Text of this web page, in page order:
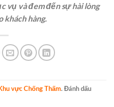
vụ và đem đến sự hài lòng
khách hàng.
vực Chống Thấm. Đánh dấu